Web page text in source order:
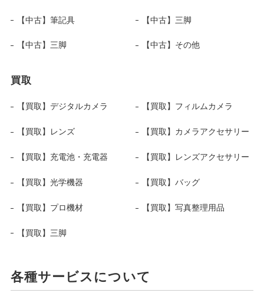
【中古】筆記具 【中古】三脚
【中古】三脚 【中古】その他
買取
【買取】デジタルカメラ 【買取】フィルムカメラ
【買取】レンズ 【買取】カメラアクセサリー
【買取】充電池・充電器 【買取】レンズアクセサリー
【買取】光学機器 【買取】バッグ
【買取】プロ機材 【買取】写真整理用品
【買取】三脚
各種サービスについて